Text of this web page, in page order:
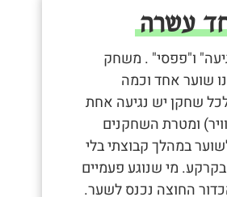
עשרה
ו"פפסי" . משחק
שוער אחד וכמה
שחקן יש נגיעה אחת
ומטרת השחקנים
במהלך קבוצתי בלי
מי שנוגע פעמיים
החוצה נכנס לשער.